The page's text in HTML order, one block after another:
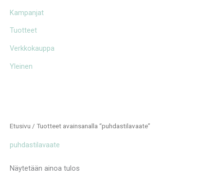
Kampanjat
Tuotteet
Verkkokauppa
Yleinen
Etusivu / Tuotteet avainsanalla “puhdastilavaate”
puhdastilavaate
Näytetään ainoa tulos